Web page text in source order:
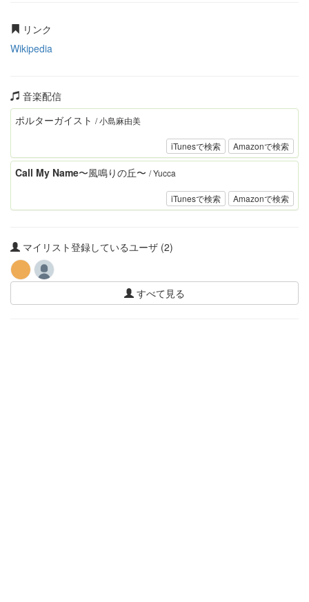
リンク
Wikipedia
音楽配信
iTunesで検索 Amazonで検索
ポルターガイスト / 小島麻由美
iTunesで検索 Amazonで検索
Call My Name〜風鳴りの丘〜 / Yucca
マイリスト登録しているユーザ (2)
すべて見る